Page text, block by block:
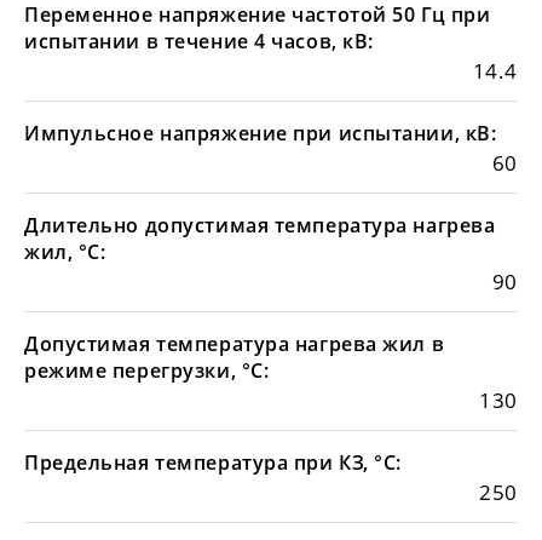
Переменное напряжение частотой 50 Гц при
испытании в течение 4 часов, кВ:
14.4
Импульсное напряжение при испытании, кВ:
60
Длительно допустимая температура нагрева
жил, °С:
90
Допустимая температура нагрева жил в
режиме перегрузки, °С:
130
Предельная температура при КЗ, °С:
250